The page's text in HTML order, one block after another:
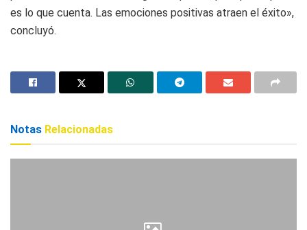
es lo que cuenta. Las emociones positivas atraen el éxito»,
concluyó.
Notas Relacionadas